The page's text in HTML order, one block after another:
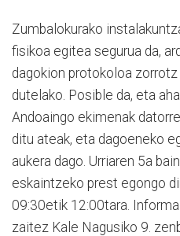
Zumbalokurako
fisikoa egitea segurua da,
dagokion protokoloa
dutelako. Posible da, eta
Andoaingo ekimenak
ditu ateak, eta dagoeneko
aukera dago. Urriaren 5a
eskaintzeko prest egongo
09:30etik 12:00tara.
zaitez Kale Nagusiko 9.